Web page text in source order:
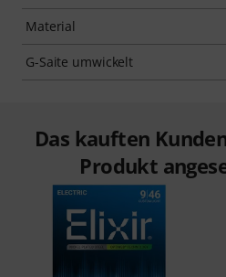
Material
G-Saite umwickelt
Das kauften
Produkt